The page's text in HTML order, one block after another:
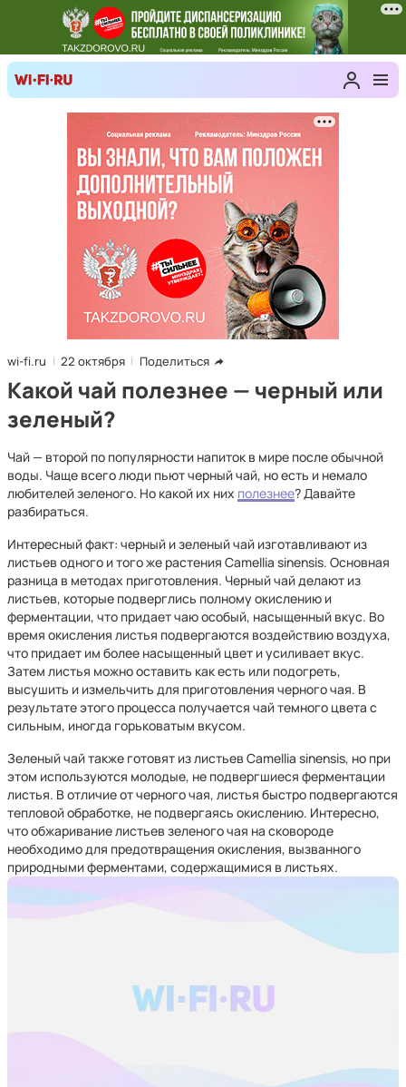
wi-fi.ru 22 октября Поделиться
Какой чай полезнее — черный или
зеленый?
Чай — второй по популярности напиток в мире после обычной
воды. Чаще всего люди пьют черный чай, но есть и немало
любителей зеленого. Но какой их них полезнее? Давайте
разбираться.
Интересный факт: черный и зеленый чай изготавливают из
листьев одного и того же растения Camellia sinensis. Основная
разница в методах приготовления. Черный чай делают из
листьев, которые подверглись полному окислению и
ферментации, что придает чаю особый, насыщенный вкус. Во
время окисления листья подвергаются воздействию воздуха,
что придает им более насыщенный цвет и усиливает вкус.
Затем листья можно оставить как есть или подогреть,
высушить и измельчить для приготовления черного чая. В
результате этого процесса получается чай темного цвета с
сильным, иногда горьковатым вкусом.
Зеленый чай также готовят из листьев Camellia sinensis, но при
этом используются молодые, не подвергшиеся ферментации
листья. В отличие от черного чая, листья быстро подвергаются
тепловой обработке, не подвергаясь окислению. Интересно,
что обжаривание листьев зеленого чая на сковороде
необходимо для предотвращения окисления, вызванного
природными ферментами, содержащимися в листьях.